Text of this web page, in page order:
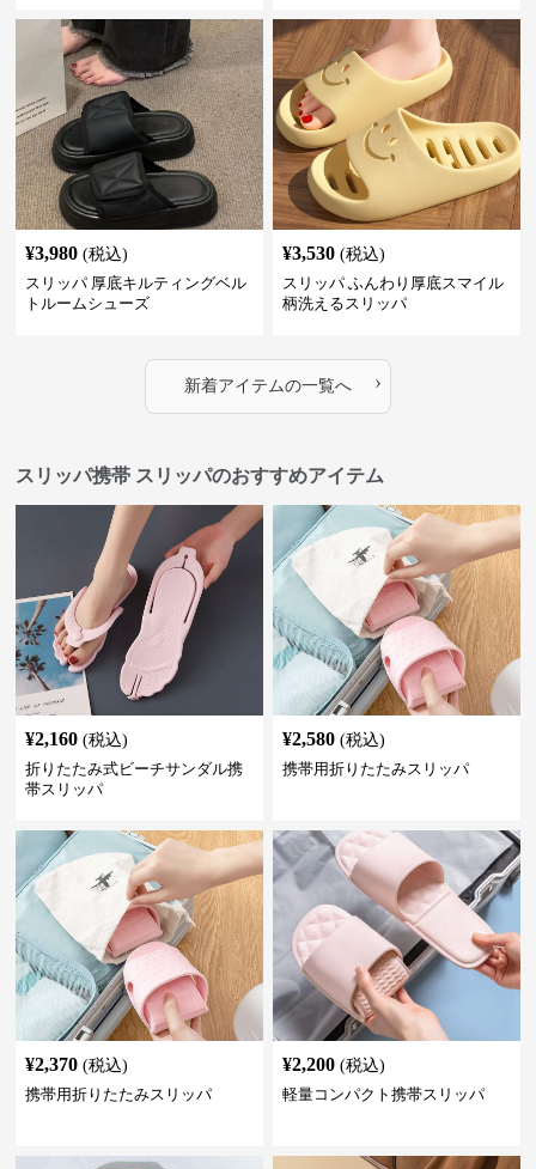
¥3,980 (税込)
スリッパ 厚底キルティングベル
トルームシューズ
¥3,530 (税込)
スリッパ ふんわり厚底スマイル
柄洗えるスリッパ
新着アイテムの一覧へ ›
スリッパ携帯 スリッパのおすすめアイテム
¥2,160 (税込)
折りたたみ式ビーチサンダル携
帯スリッパ
¥2,580 (税込)
携帯用折りたたみスリッパ
¥2,370 (税込)
携帯用折りたたみスリッパ
¥2,200 (税込)
軽量コンパクト携帯スリッパ